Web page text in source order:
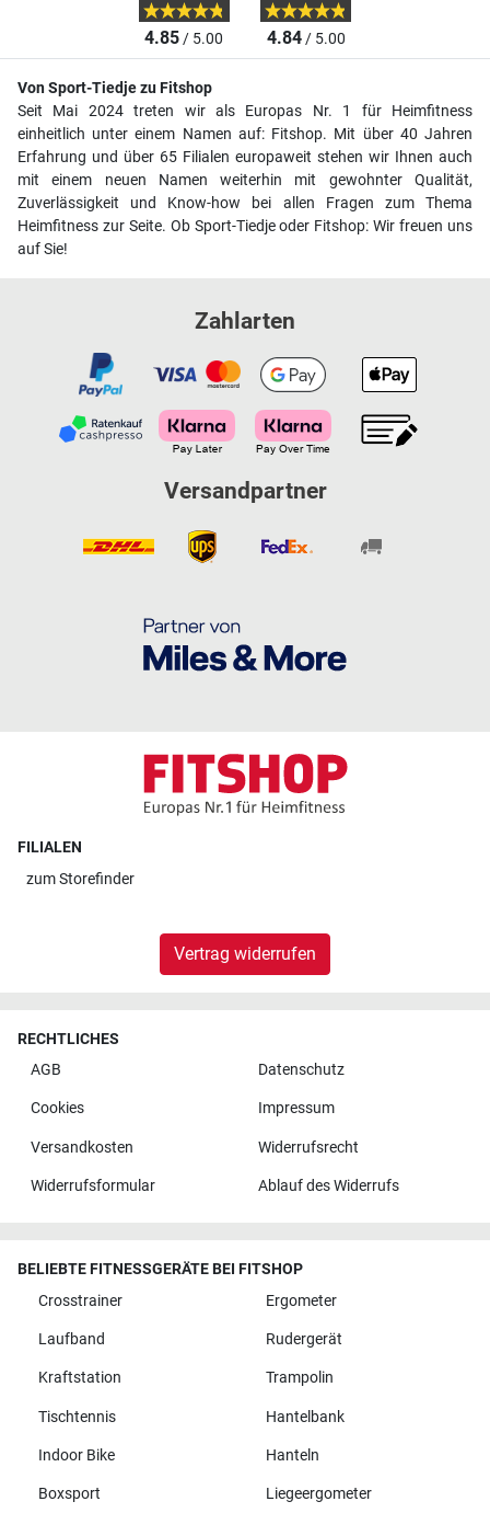
4.85/ 5.00 4.84/ 5.00
Von Sport-Tiedje zu Fitshop
Seit Mai 2024 treten wir als Europas Nr. 1 für Heimfitness
einheitlich unter einem Namen auf: Fitshop. Mit über 40 Jahren
Erfahrung und über 65 Filialen europaweit stehen wir Ihnen auch
mit einem neuen Namen weiterhin mit gewohnter Qualität,
Zuverlässigkeit und Know-how bei allen Fragen zum Thema
Heimfitness zur Seite. Ob Sport-Tiedje oder Fitshop: Wir freuen uns
auf Sie!
Zahlarten
Versandpartner
FILIALEN
zumStorefinder
Vertrag widerrufen
RECHTLICHES
AGB
Datenschutz
Cookies Impressum
Versandkosten Widerrufsrecht
Widerrufsformular Ablauf des Widerrufs
BELIEBTE FITNESSGERÄTE BEI FITSHOP
Crosstrainer
Ergometer
Laufband Rudergerät
Kraftstation Trampolin
Tischtennis Hantelbank
Indoor Bike Hanteln
Boxsport Liegeergometer